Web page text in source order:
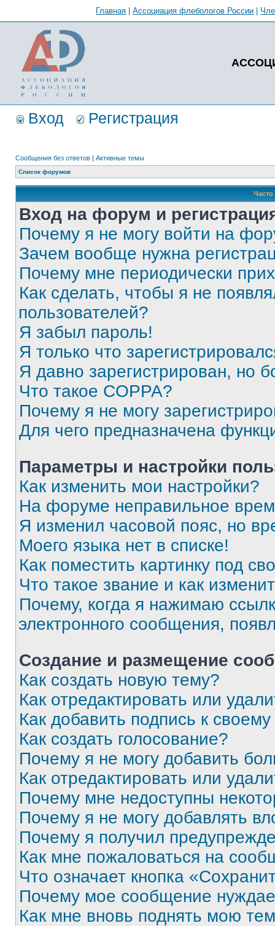
Главная |Ассоциация флебологов России
Вход Регистрация
Сообщения без ответов | Активные темы
Список форумов
Вход на форум и
Почему я не могу войти на
Зачем вообще нужна
Почему мне периодически
Как сделать, чтобы я не
пользователей?
Я забыл пароль!
Я только что
Я давно зарегистрирован, но
Что такое COPPA?
Почему я не могу
Для чего предназначена
Параметры и настройки
Как изменить мои настройки?
На форуме неправильное
Я изменил часовой пояс, но
Моего языка нет в списке!
Как поместить картинку под
Что такое звание и как
Почему, когда я нажимаю
электронного сообщения,
Создание и размещение
Как создать новую тему?
Как отредактировать или
Как добавить подпись к
Как создать голосование?
Почему я не могу добавить
Как отредактировать или
Почему мне недоступны
Почему я не могу добавлять
Почему я получил
Как мне пожаловаться на
Что означает кнопка
Почему мое сообщение
Как мне вновь поднять мою